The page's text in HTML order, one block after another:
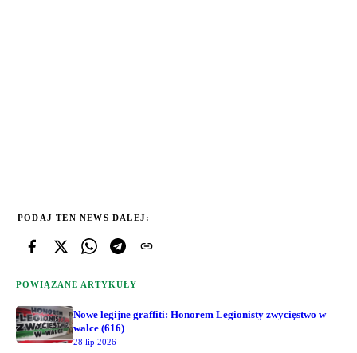
PODAJ TEN NEWS DALEJ:
POWIĄZANE ARTYKUŁY
Nowe legijne graffiti: Honorem Legionisty zwycięstwo w
walce (616)
28 lip 2026